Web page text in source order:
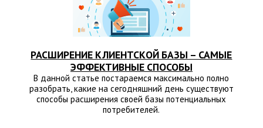
РАСШИРЕНИЕ КЛИЕНТСКОЙ БАЗЫ – САМЫЕ
ЭФФЕКТИВНЫЕ СПОСОБЫ
В данной статье постараемся максимально полно
разобрать, какие на сегодняшний день существуют
способы расширения своей базы потенциальных
потребителей.